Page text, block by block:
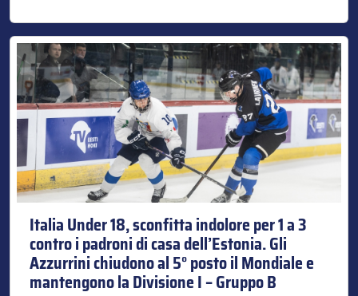
Italia Under 18, sconfitta indolore per 1 a 3
contro i padroni di casa dell’Estonia. Gli
Azzurrini chiudono al 5° posto il Mondiale e
mantengono la Divisione I – Gruppo B